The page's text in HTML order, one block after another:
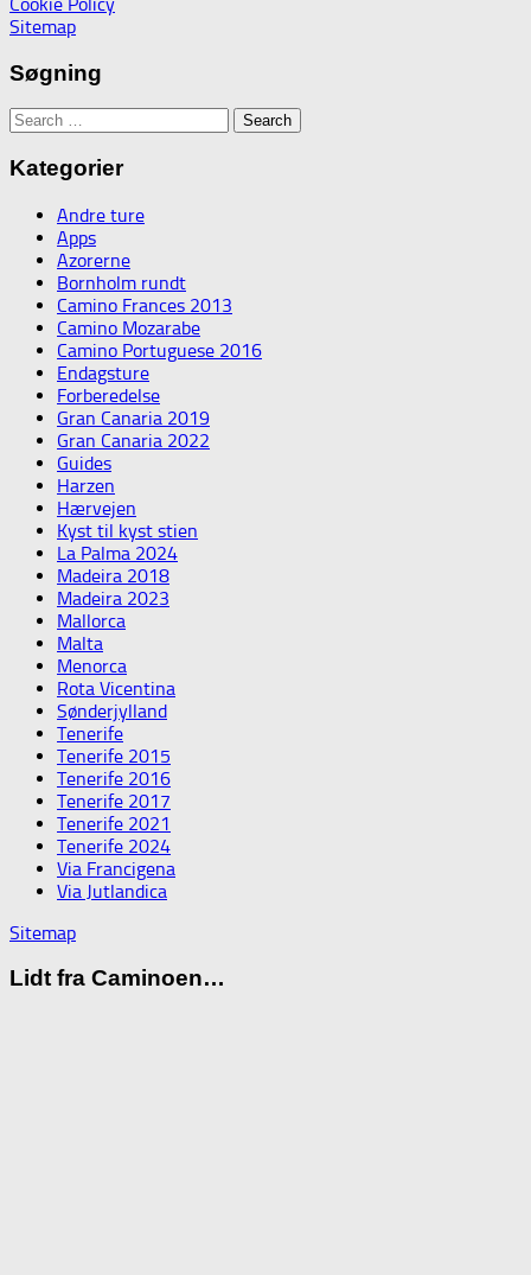
Sitemap
Søgning
Search
Kategorier
Andre ture
Apps
Azorerne
Bornholm rundt
Camino Frances 2013
Camino Mozarabe
Camino Portuguese 2016
Endagsture
Forberedelse
Gran Canaria 2019
Gran Canaria 2022
Guides
Harzen
Hærvejen
Kyst til kyst stien
La Palma 2024
Madeira 2018
Madeira 2023
Mallorca
Malta
Menorca
Rota Vicentina
Sønderjylland
Tenerife
Tenerife 2015
Tenerife 2016
Tenerife 2017
Tenerife 2021
Tenerife 2024
Via Francigena
Via Jutlandica
Sitemap
Lidt fra Caminoen…